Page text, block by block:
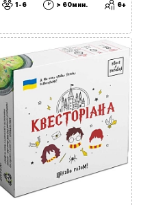
1-6 > 60мин. 6+